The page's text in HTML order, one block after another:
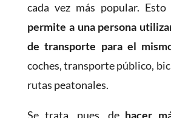
cada vez más popular.
permite a una persona
de transporte para el
coches, transporte público,
rutas peatonales.
Se trata, pues, dehacer